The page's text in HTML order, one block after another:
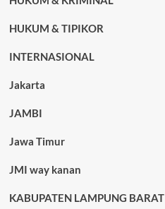
HUKUM & TIPIKOR
INTERNASIONAL
Jakarta
JAMBI
Jawa Timur
JMI way kanan
KABUPATEN LAMPUNG BARAT